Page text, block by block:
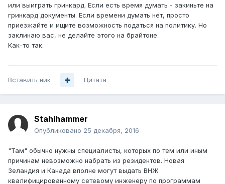
или выиграть гринкард. Если есть время думать - закиньте на
гринкард документы. Если времени думать нет, просто
приезжайте и ищите возможность податься на политику. Но
заклинаю вас, не делайте этого на брайтоне.
Как-то так.
Вставить ник Цитата
Stahlhammer
Опубликовано 25 декабря, 2016
"Там" обычно нужны специалисты, которых по тем или иным
причинам невозможно набрать из резидентов. Новая
Зеландия и Канада вполне могут выдать ВНЖ
квалифицированному сетевому инженеру по программам